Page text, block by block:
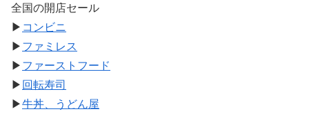
全国の開店セール
▶ コンビニ
▶ ファミレス
▶ ファーストフード
▶ 回転寿司
▶牛丼、うどん屋